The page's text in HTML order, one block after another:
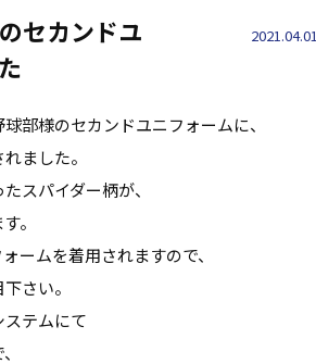
セカンドユ
2021.04.01
部様のセカンドユニフォームに、
ました。
スパイダー柄が、
。
ームを着用されますので、
さい。
テムにて